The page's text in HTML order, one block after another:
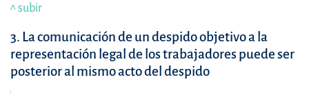
^ subir
3. La comunicación de un despido objetivo a la
representación legal de los trabajadores puede ser
posterior al mismo acto del despido